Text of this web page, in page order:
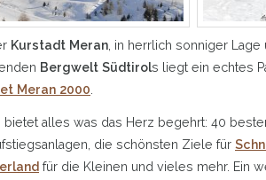
Kurstadt Meran , in herrlich sonniger
Bergwelt Südtirols liegt ein echtes
Meran 2000
bietet alles was das Herz begehrt: 40
die schönsten Ziele für
für die Kleinen und vieles mehr. Ein